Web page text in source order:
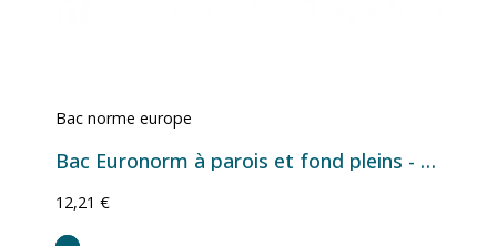
Bac norme europe
Bac Euronorm à parois et fond pleins - 27 L - 600×400×150 mm
12,21 €